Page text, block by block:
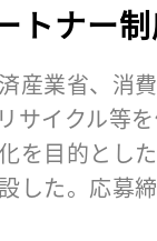
トナー
産業省、消
サイクル等
を目的とし
した。応募